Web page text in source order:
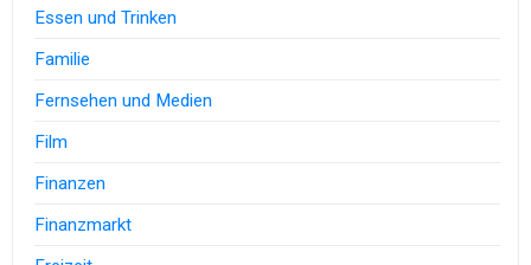
Essen und Trinken
Familie
Fernsehen und Medien
Film
Finanzen
Finanzmarkt